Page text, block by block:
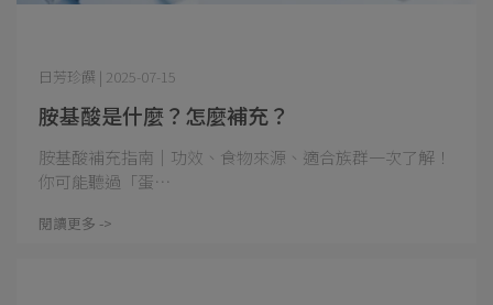
胺基酸是什麼？怎麼補充？
日芳珍饌 | 2025-07-15
胺基酸補充指南｜功效、食物來源、適合族群一次了解！
你可能聽過「蛋⋯
閱讀更多 ->